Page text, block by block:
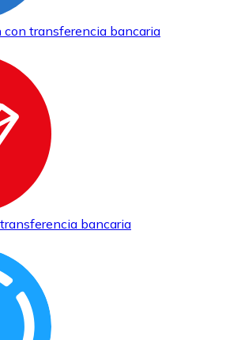
con transferencia bancaria
bancaria